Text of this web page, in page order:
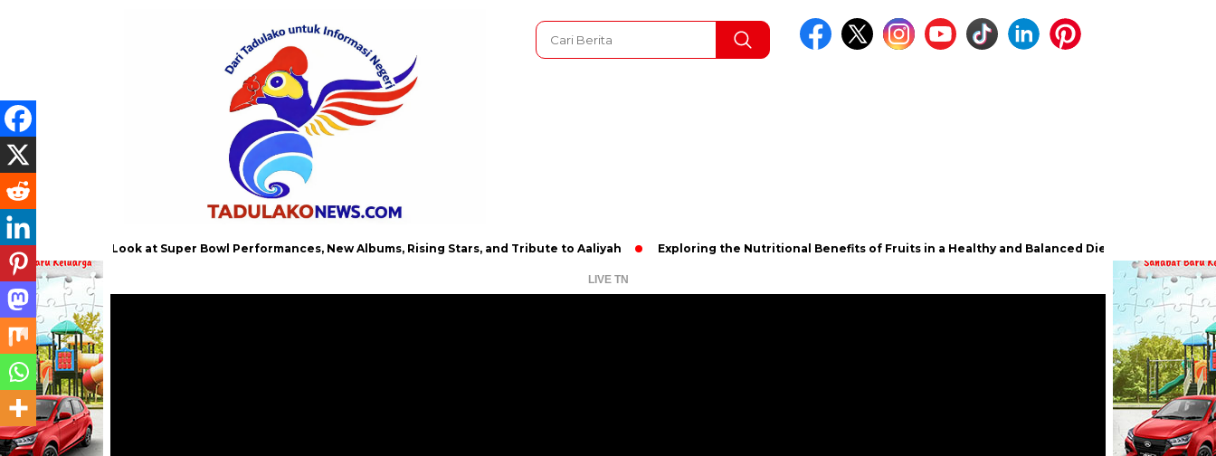
Music: A Look at Super Bowl Performances, New Albums, Rising Stars, and Tribute to Aaliyah Exploring the Nutritional Benefits of Fruits in a Healthy and Balanced Diet Wednesday
LIVE TN